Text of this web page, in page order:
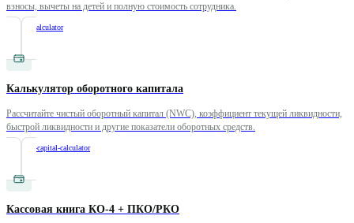
взносы, вычеты на детей и полную стоимость сотрудника.
payroll-calculator
Калькулятор оборотного капитала
Рассчитайте чистый оборотный капитал (NWC), коэффициент текущей ликвидности,
быстрой ликвидности и другие показатели оборотных средств.
working-capital-calculator
Кассовая книга КО-4 + ПКО/РКО